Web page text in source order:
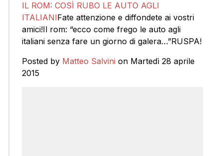
IL ROM: COSÌ RUBO LE AUTO AGLI
ITALIANIFate attenzione e diffondete ai vostri
amici!Il rom: “ecco come frego le auto agli
italiani senza fare un giorno di galera…”RUSPA!
Posted by Matteo Salvini on Martedì 28 aprile
2015